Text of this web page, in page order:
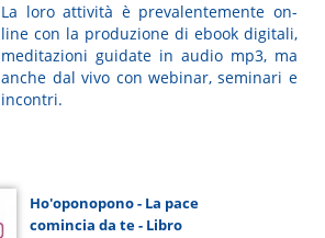
La loro attività è prevalentemente on-
line con la produzione di ebook digitali,
meditazioni guidate in audio mp3, ma
anche dal vivo con webinar, seminari e
incontri.
Ho'oponopono - La pace
comincia da te - Libro